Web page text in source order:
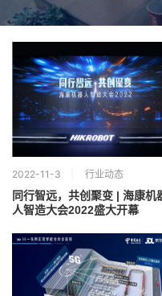
2022-11-3 行业动态
同行智远，共创聚变 | 海康机
人智造大会2022盛大开幕